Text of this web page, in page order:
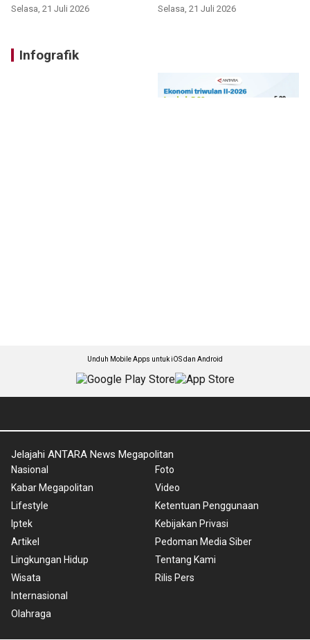
Selasa, 21 Juli 2026 Selasa, 21 Juli 2026
Infografik
Unduh Mobile Apps untuk iOS dan Android
Jelajahi ANTARA News Megapolitan
Nasional
Kabar Megapolitan
Lifestyle
Iptek
Artikel
Lingkungan Hidup
Wisata
Internasional
Olahraga
Foto
Video
Ketentuan Penggunaan
Kebijakan Privasi
Pedoman Media Siber
Tentang Kami
Rilis Pers